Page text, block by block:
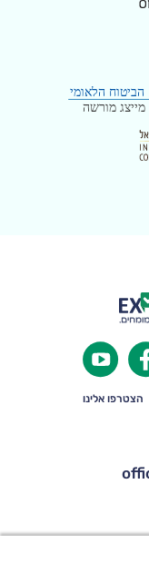
הצטרפו אלינו